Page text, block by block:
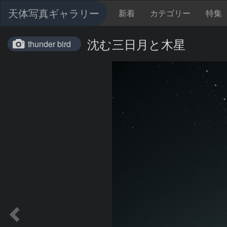
天体写真ギャラリー 新着 カテゴリー 特集
thunder bird 沈む三日月と木星